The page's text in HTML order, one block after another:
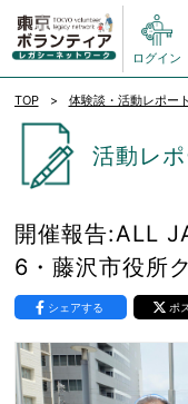
ログイン
TOP 体験談・活動レポート
活動レポ
開催報告:ALL
6・藤沢市役所
シェアする ポ